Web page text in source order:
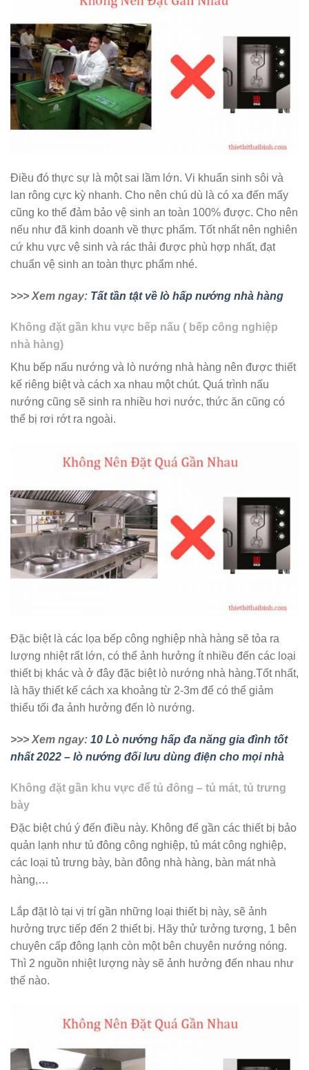
Điều đó thực sự là một sai lầm lớn. Vi khuẩn sinh sôi và
lan rông cực kỳ nhanh. Cho nên chú dù là có xa đến mấy
cũng ko thể đảm bảo vệ sinh an toàn 100% được. Cho nên
nếu như đã kinh doanh về thực phẩm. Tốt nhất nên nghiên
cứ khu vực vệ sinh và rác thải được phù hợp nhất, đạt
chuẩn vệ sinh an toàn thực phẩm nhé.
>>> Xem ngay: Tất tần tật về lò hấp nướng nhà hàng
Không đặt gần khu vực bếp nấu ( bếp công nghiệp
nhà hàng)
Khu bếp nấu nướng và lò nướng nhà hàng nên được thiết
kế riêng biệt và cách xa nhau một chút. Quá trình nấu
nướng cũng sẽ sinh ra nhiều hơi nước, thức ăn cũng có
thể bị rơi rớt ra ngoài.
Đặc biệt là các lọa bếp công nghiệp nhà hàng sẽ tỏa ra
lượng nhiệt rất lớn, có thể ảnh hưởng ít nhiều đến các loại
thiết bị khác và ở đây đặc biệt lò nướng nhà hàng.Tốt nhất,
là hãy thiết kế cách xa khoảng từ 2-3m để có thể giảm
thiểu tối đa ảnh hưởng đến lò nướng.
>>> Xem ngay: 10 Lò nướng hấp đa năng gia đình tốt
nhất 2022 – lò nướng đối lưu dùng điện cho mọi nhà
Không đặt gần khu vực để tủ đông – tủ mát, tủ trưng
bày
Đặc biệt chú ý đến điều này. Không để gần các thiết bị bảo
quản lạnh như tủ đông công nghiệp, tủ mát công nghiệp,
các loại tủ trưng bày, bàn đông nhà hàng, bàn mát nhà
hàng,…
Lắp đặt lò tại vị trí gần những loại thiết bị này, sẽ ảnh
hưởng trực tiếp đến 2 thiết bị. Hãy thử tưởng tượng, 1 bên
chuyên cấp đông lạnh còn một bên chuyên nướng nóng.
Thì 2 nguồn nhiệt lượng này sẽ ảnh hưởng đến nhau như
thế nào.